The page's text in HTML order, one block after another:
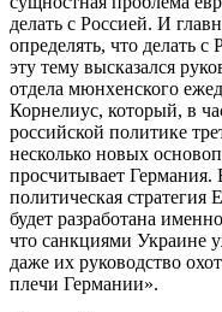
делать с Россией. И
определять, что делать
эту тему высказался
отдела мюнхенского
Корнелиус, который, в
российской политике
несколько новых
просчитывает Германия.
политическая
будет разработана
что санкциями Украине
даже их руководство
плечи Германии».